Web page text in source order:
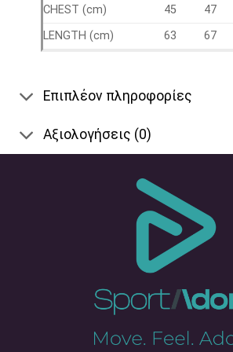
CHEST (cm)
45 47
LENGTH (cm)
63 67
Επιπλέον πληροφορίες
Αξιολογήσεις (0)